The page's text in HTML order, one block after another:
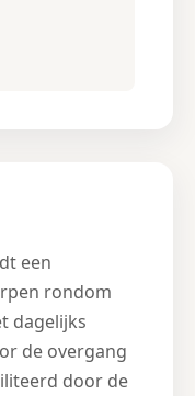
een
rondom
dagelijks
de overgang
door de